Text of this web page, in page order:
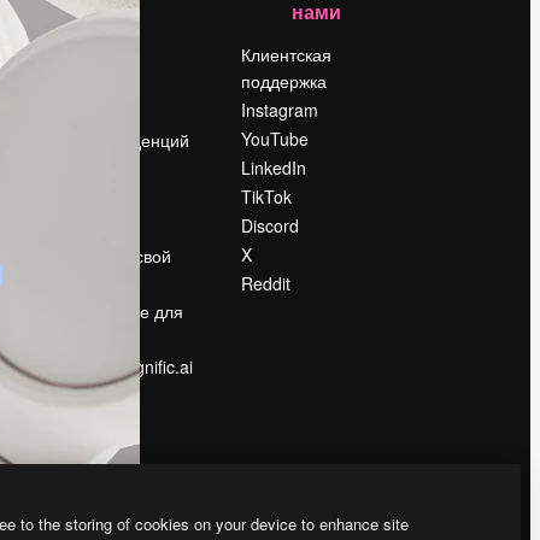
Цены
Поиск тенденций
Продайте свой
Помещение для
Ищете magnific.ai
нами
Клиентская
поддержка
Instagram
YouTube
LinkedIn
TikTok
Discord
X
Reddit
to the storing of cookies on your device to enhance site